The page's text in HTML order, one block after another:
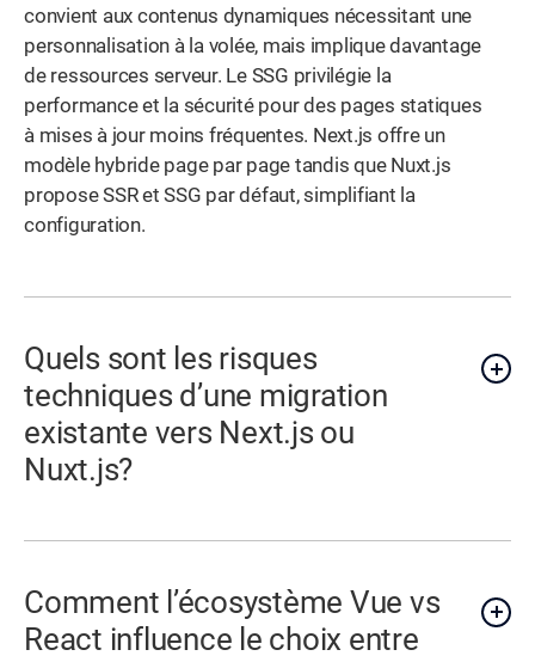
convient aux contenus dynamiques nécessitant une
personnalisation à la volée, mais implique davantage
de ressources serveur. Le SSG privilégie la
performance et la sécurité pour des pages statiques
à mises à jour moins fréquentes. Next.js offre un
modèle hybride page par page tandis que Nuxt.js
propose SSR et SSG par défaut, simplifiant la
configuration.
Quels sont les risques
techniques d’une migration
existante vers Next.js ou
Nuxt.js?
Comment l’écosystème Vue vs
React influence le choix entre